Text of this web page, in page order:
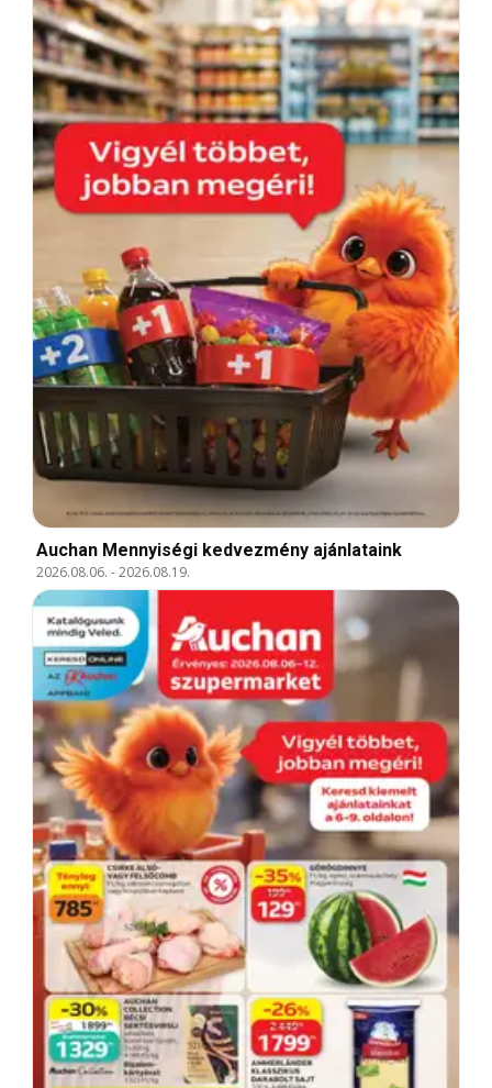
Auchan Mennyiségi kedvezmény ajánlataink
2026.08.06. -2026.08.19.